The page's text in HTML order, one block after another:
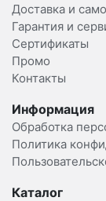
Доставка и
Гарантия и
Сертификаты
Промо
Контакты
Информация
Обработка
Политика
Каталог